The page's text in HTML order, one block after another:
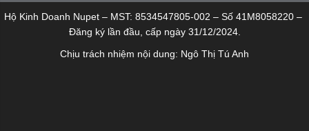
Hộ Kinh Doanh Nupet – MST: 8534547805-002 – Số 41M8058220 –
Đăng ký lần đầu, cấp ngày 31/12/2024.
Chịu trách nhiệm nội dung: Ngô Thị Tú Anh